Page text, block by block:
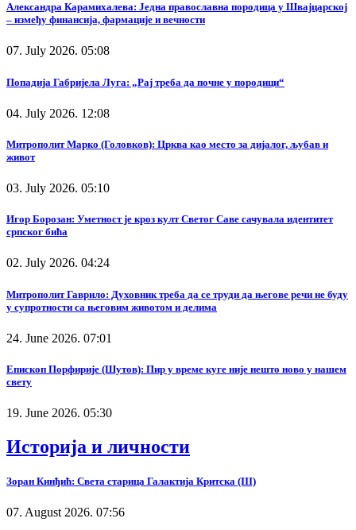
Александра Карамихалева: Једна православна породица у Швајцарској
– између финансија, фармације и вечности
07. July 2026. 05:08
Попадија Габријела Луга: „Рај треба да почне у породици“
04. July 2026. 12:08
Митрополит Марко (Головков): Црква као место за дијалог, љубав и
живот
03. July 2026. 05:10
Игор Борозан: Уметност је кроз култ Светог Саве сачувала идентитет
српског бића
02. July 2026. 04:24
Митрополит Гаврило: Духовник треба да се труди да његове речи не буду
у супротности са његовим животом и делима
24. June 2026. 07:01
Епископ Порфирије (Шутов): Пир у време куге није нешто ново у нашем
свету
19. June 2026. 05:30
Историја и личности
Зоран Кинђић: Света старица Галактија Критска (III)
07. August 2026. 07:56